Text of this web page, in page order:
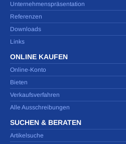
Unternehmenspräsentation
Referenzen
Downloads
Links
ONLINE KAUFEN
Online-Konto
Bieten
Verkaufsverfahren
Alle Ausschreibungen
SUCHEN & BERATEN
Artikelsuche